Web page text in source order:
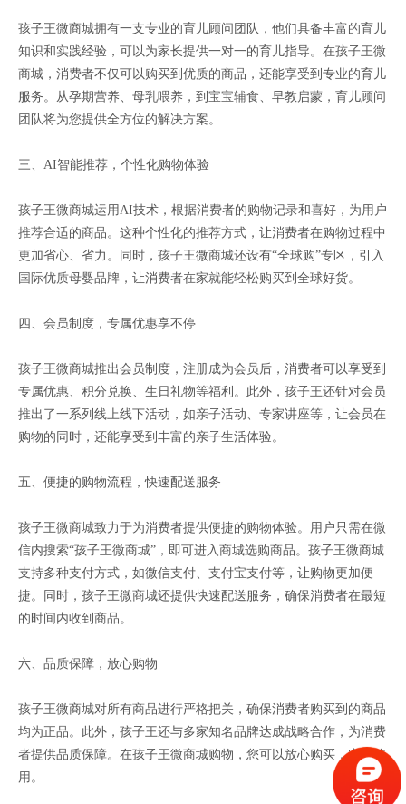
孩子王微商城拥有一支专业的育儿顾问团队，他们具备丰富的育儿
知识和实践经验，可以为家长提供一对一的育儿指导。在孩子王微
商城，消费者不仅可以购买到优质的商品，还能享受到专业的育儿
服务。从孕期营养、母乳喂养，到宝宝辅食、早教启蒙，育儿顾问
团队将为您提供全方位的解决方案。
三、AI智能推荐，个性化购物体验
孩子王微商城运用AI技术，根据消费者的购物记录和喜好，为用户
推荐合适的商品。这种个性化的推荐方式，让消费者在购物过程中
更加省心、省力。同时，孩子王微商城还设有“全球购”专区，引入
国际优质母婴品牌，让消费者在家就能轻松购买到全球好货。
四、会员制度，专属优惠享不停
孩子王微商城推出会员制度，注册成为会员后，消费者可以享受到
专属优惠、积分兑换、生日礼物等福利。此外，孩子王还针对会员
推出了一系列线上线下活动，如亲子活动、专家讲座等，让会员在
购物的同时，还能享受到丰富的亲子生活体验。
五、便捷的购物流程，快速配送服务
孩子王微商城致力于为消费者提供便捷的购物体验。用户只需在微
信内搜索“孩子王微商城”，即可进入商城选购商品。孩子王微商城
支持多种支付方式，如微信支付、支付宝支付等，让购物更加便
捷。同时，孩子王微商城还提供快速配送服务，确保消费者在最短
的时间内收到商品。
六、品质保障，放心购物
孩子王微商城对所有商品进行严格把关，确保消费者购买到的商品
均为正品。此外，孩子王还与多家知名品牌达成战略合作，为消费
者提供品质保障。在孩子王微商城购物，您可以放心购买，安心使
用。